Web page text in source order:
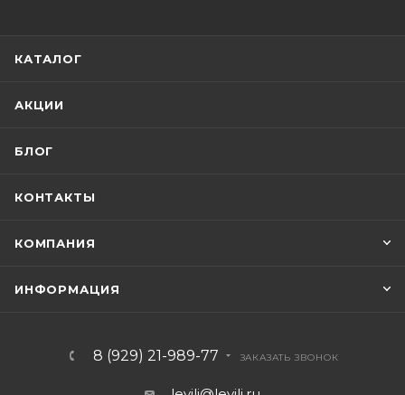
КАТАЛОГ
АКЦИИ
БЛОГ
КОНТАКТЫ
КОМПАНИЯ
ИНФОРМАЦИЯ
8 (929) 21-989-77 ЗАКАЗАТЬ ЗВОНОК